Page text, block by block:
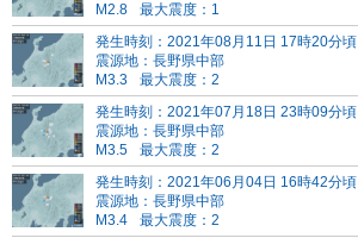
M2.8
最大震度：1
発生時刻：2021年08月11日 17時20分頃
震源地：長野県中部
M3.3
最大震度：2
発生時刻：2021年07月18日 23時09分頃
震源地：長野県中部
M3.5
最大震度：2
発生時刻：2021年06月04日 16時42分頃
震源地：長野県中部
M3.4
最大震度：2